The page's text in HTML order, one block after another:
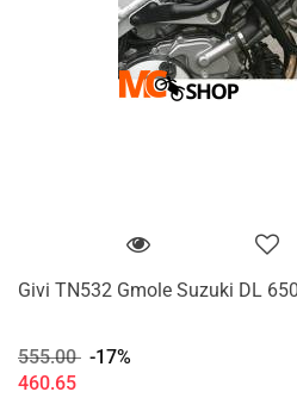
Givi TN532 Gmole Suzuki DL
555.00 -17%
460.65